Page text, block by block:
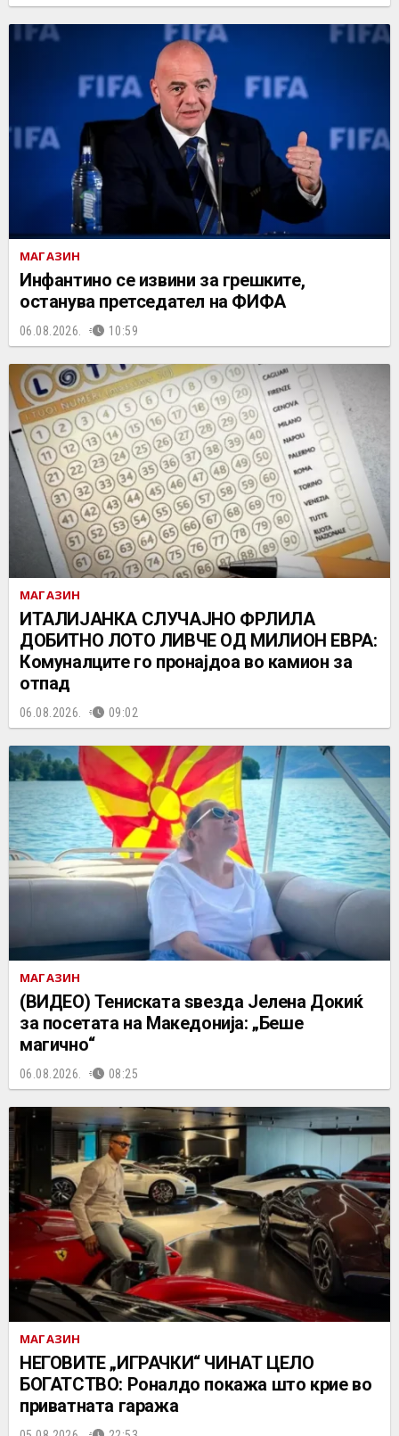
МАГАЗИН
Инфантино се извини за грешките,
останува претседател на ФИФА
06.08.2026. 10:59
МАГАЗИН
ИТАЛИЈАНКА СЛУЧАЈНО ФРЛИЛА
ДОБИТНО ЛОТО ЛИВЧЕ ОД МИЛИОН ЕВРА:
Комуналците го пронајдоа во камион за
отпад
06.08.2026. 09:02
МАГАЗИН
(ВИДЕО) Тениската ѕвезда Јелена Докиќ
за посетата на Македонија: „Беше
магично“
06.08.2026. 08:25
МАГАЗИН
НЕГОВИТЕ „ИГРАЧКИ“ ЧИНАТ ЦЕЛО
БОГАТСТВО: Роналдо покажа што крие во
приватната гаража